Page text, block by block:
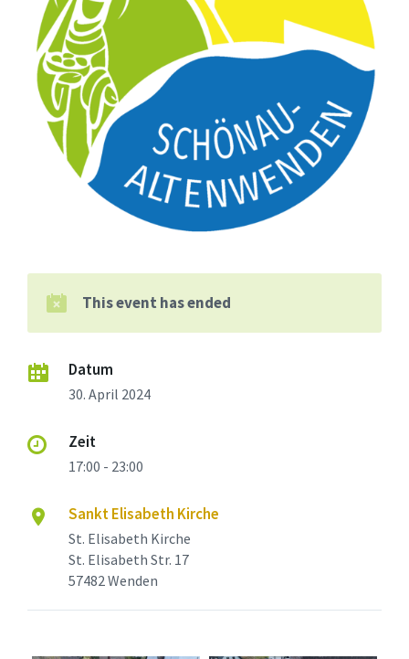
This event has ended
Datum
30. April 2024
Zeit
17:00 - 23:00
Sankt Elisabeth Kirche
St. Elisabeth Kirche
St. Elisabeth Str. 17
57482 Wenden